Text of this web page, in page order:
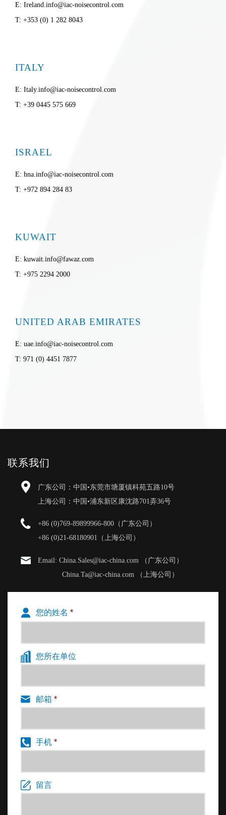
E: Ireland.info@iac-noisecontrol.com
T: +353 (0) 1 282 8043
ITALY
E: Italy.info@iac-noisecontrol.com
T: +39 0445 575 669
ISRAEL
E: hna.info@iac-noisecontrol.com
T: +972 894 284 83
KUWAIT
E: kuwait.info@fawaz.com
T: +975 2294 2000
UNITED ARAB EMIRATES
E: uae.info@iac-noisecontrol.com
T: 971 (0) 4451 7877
联系我们
广东公司：中国•东莞市塘厦镇科苑五路10号
上海公司：中国•浦东新区康沈路701弄36号
+86 (0)769-89899966-800（广东公司）
+86 (0)21-68180901（上海公司）
Email: China.Sales@iac-china.com （广东公司）
China.Ta@iac-china.com （上海公司）
您的姓名 *
您所在单位
邮箱 *
手机 *
留言